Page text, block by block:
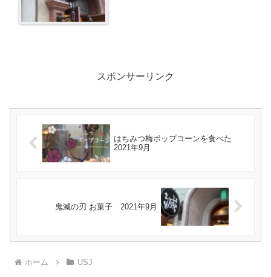
スポンサーリンク
はちみつ梅ポップコーンを食べた
2021年9月
鬼滅の刃 お菓子 2021年9月
ホーム USJ